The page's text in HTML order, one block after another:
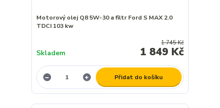
Motorový olej Q8 5W-30 a filtr Ford S MAX 2.0
TDCI 103 kw
1 745 Kč
1 849 Kč
Skladem
Přidat do košíku